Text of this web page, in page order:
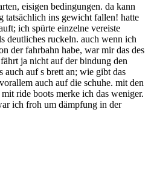
eisigen bedingungen. da kann
tatsächlich ins gewicht fallen! hatte
ich spürte einzelne vereiste
deutliches ruckeln. auch wenn ich
der fahrbahn habe, war mir das des
ja nicht auf der bindung den
auch auf s brett an; wie gibt das
auch auf die schuhe. mit den
ride boots merke ich das weniger.
ich froh um dämpfung in der